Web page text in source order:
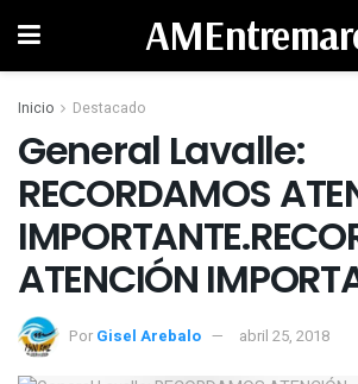
Inicio Destacado
General Lavalle:
RECORDAMOS
ATENCIÓN
Por Gisel Arebalo abril 25, 2018